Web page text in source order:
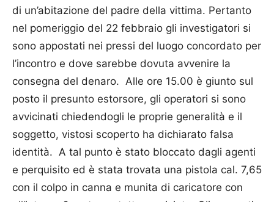
di un’abitazione del padre della vittima. Pertanto
nel pomeriggio del 22 febbraio gli investigatori si
sono appostati nei pressi del luogo concordato per
l’incontro e dove sarebbe dovuta avvenire la
consegna del denaro. Alle ore 15.00 è giunto sul
posto il presunto estorsore, gli operatori si sono
avvicinati chiedendogli le proprie generalità e il
soggetto, vistosi scoperto ha dichiarato falsa
identità. A tal punto è stato bloccato dagli agenti
e perquisito ed è stata trovata una pistola cal. 7,65
con il colpo in canna e munita di caricatore con